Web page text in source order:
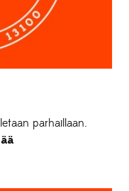
parhaillaan.